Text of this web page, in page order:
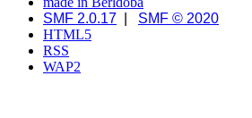
SMF 2.0.17
SMF © 2020
HTML5
RSS
WAP2